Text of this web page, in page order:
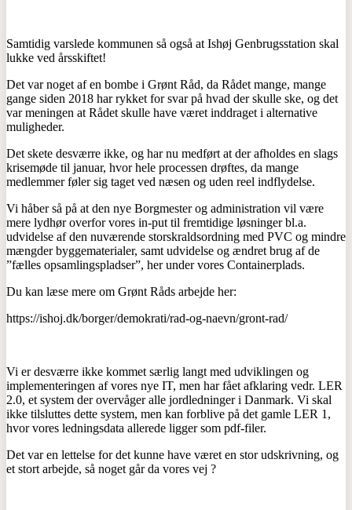
Samtidig varslede kommunen så også at Ishøj Genbrugsstation skal
lukke ved årsskiftet!
Det var noget af en bombe i Grønt Råd, da Rådet mange, mange
gange siden 2018 har rykket for svar på hvad der skulle ske, og det
var meningen at Rådet skulle have været inddraget i alternative
muligheder.
Det skete desværre ikke, og har nu medført at der afholdes en slags
krisemøde til januar, hvor hele processen drøftes, da mange
medlemmer føler sig taget ved næsen og uden reel indflydelse.
Vi håber så på at den nye Borgmester og administration vil være
mere lydhør overfor vores in-put til fremtidige løsninger bl.a.
udvidelse af den nuværende storskraldsordning med PVC og mindre
mængder byggematerialer, samt udvidelse og ændret brug af de
”fælles opsamlingspladser”, her under vores Containerplads.
Du kan læse mere om Grønt Råds arbejde her:
https://ishoj.dk/borger/demokrati/rad-og-naevn/gront-rad/
Vi er desværre ikke kommet særlig langt med udviklingen og
implementeringen af vores nye IT, men har fået afklaring vedr. LER
2.0, et system der overvåger alle jordledninger i Danmark. Vi skal
ikke tilsluttes dette system, men kan forblive på det gamle LER 1,
hvor vores ledningsdata allerede ligger som pdf-filer.
Det var en lettelse for det kunne have været en stor udskrivning, og
et stort arbejde, så noget går da vores vej ?